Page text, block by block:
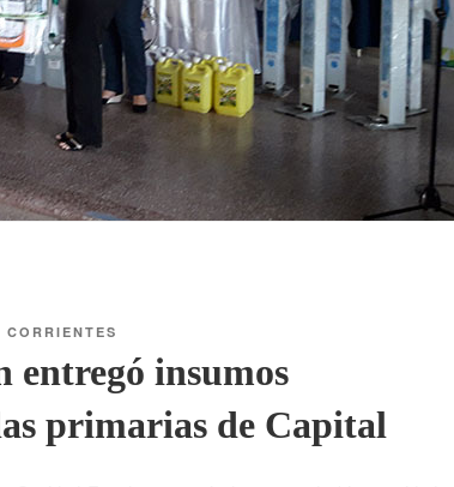
entregó insumos
primarias de Capital